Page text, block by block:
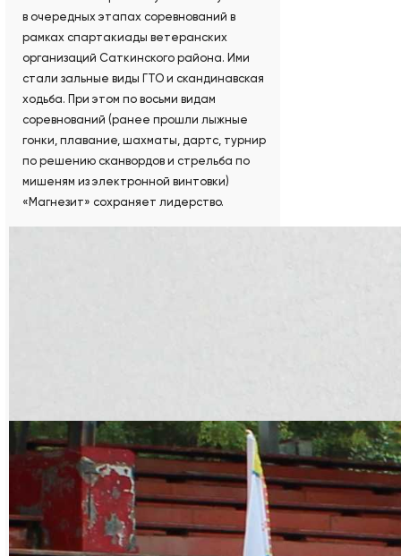
в очередных этапах соревнований в
рамках спартакиады ветеранских
организаций Саткинского района. Ими
стали зальные виды ГТО и скандинавская
ходьба. При этом по восьми видам
соревнований (ранее прошли лыжные
гонки, плавание, шахматы, дартс, турнир
по решению сканвордов и стрельба по
мишеням из электронной винтовки)
«Магнезит» сохраняет лидерство.